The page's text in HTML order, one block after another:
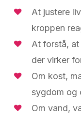
At justere
kroppen
At forstå,
der virker
Om kost,
sygdom
Om vand,